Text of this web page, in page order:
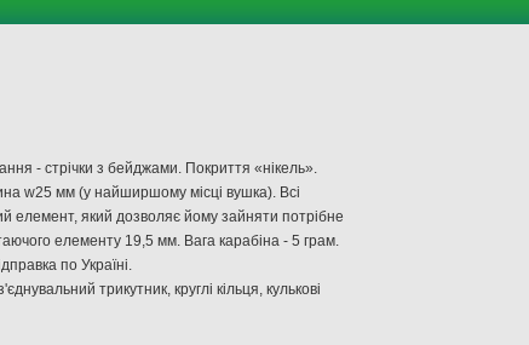
- стрічки з бейджами. Покриття «нікель».
w25 мм (у найширшому місці вушка). Всі
елемент, який дозволяє йому зайняти потрібне
елементу 19,5 мм. Вага карабіна - 5 грам.
по Україні.
трикутник, круглі кільця, кулькові